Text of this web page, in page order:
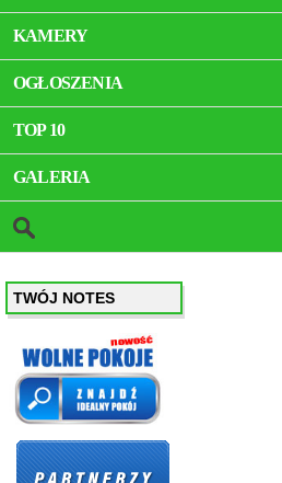
KAMERY
OGŁOSZENIA
TOP 10
GALERIA
TWÓJ NOTES